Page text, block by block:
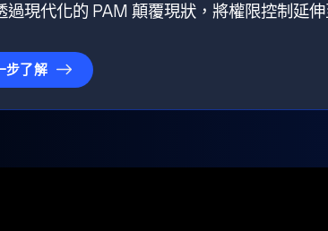
過現代化的 PAM 顛覆現狀，將權限控制延
步了解